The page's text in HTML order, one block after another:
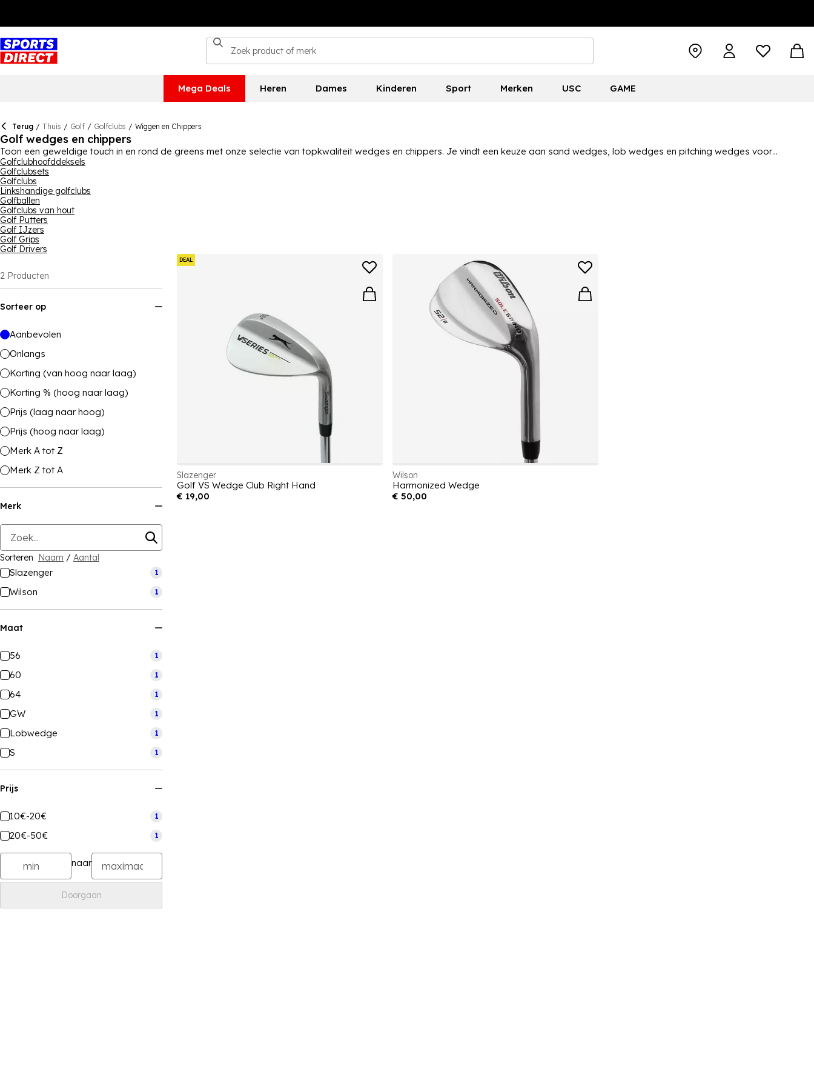
Mega Deals Heren Dames Kinderen Sport Merken USC GAME
Terug / Thuis / Golf / Golfclubs / Wiggen en Chippers
Golf wedges en chippers
Toon een geweldige touch in en rond de greens met onze selectie van topkwaliteit wedges en chippers. Je vindt een keuze aan sand wedges, lob wedges en pitching wedges voor
superieure balcontrole en spin van dichtbij, terwijl onze collectie chippers ideaal is voor die lastige situaties net buiten de green. Koop bij premium golfmerken zoals Titleist, Cleveland, Wilson,
Slazenger en Dunlop, om ervoor te zorgen dat je uitrusting van hoge kwaliteit is. Je kunt golf wedges, golf chippers en nog veel meer vinden, ideaal om je golfbag te vullen met geweldige
spullen.
Golfclubhoofddeksels
Golfclubsets
Golfclubs
Linkshandige golfclubs
Golfballen
Golfclubs van hout
Golf Putters
Golf IJzers
Golf Grips
Golf Drivers
2 Producten
Sorteer op
Aanbevolen
Onlangs
Korting (van hoog naar laag)
Korting % (hoog naar laag)
Prijs (laag naar hoog)
Prijs (hoog naar laag)
Merk A tot Z
Merk Z tot A
Merk
Sorteren Naam / Aantal
Slazenger 1
Wilson 1
Maat
56 1
60 1
64 1
GW 1
Lobwedge 1
S 1
Prijs
10€-20€ 1
20€-50€ 1
naar
Doorgaan
DEAL
Slazenger
Golf VS Wedge Club Right Hand
€ 19,00
Wilson
Harmonized Wedge
€ 50,00